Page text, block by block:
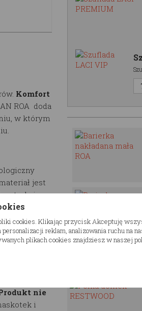
Komfort
ROA doda
w którym
jest
do 100kg
i
jest
tylko i
FSC. Nie
nie
i
cookies. Klikając przycisk Akceptuję
reklam, analizowania ruchu na
plikach cookies znajdziesz w naszej